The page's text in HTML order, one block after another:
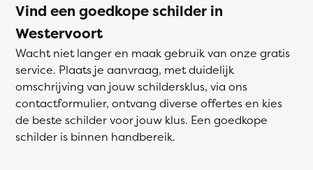
Vind een goedkope schilder in
Westervoort
Wacht niet langer en maak gebruik van onze gratis
service. Plaats je aanvraag, met duidelijk
omschrijving van jouw schildersklus, via ons
contactformulier, ontvang diverse offertes en kies
de beste schilder voor jouw klus. Een goedkope
schilder is binnen handbereik.